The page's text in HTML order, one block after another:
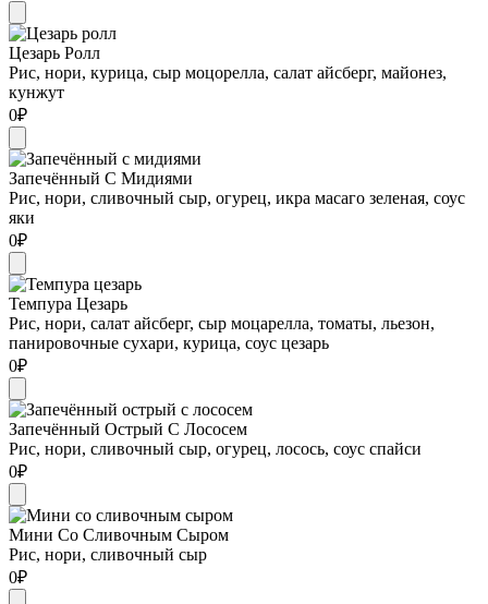
Цезарь Ролл
Рис, нори, курица, сыр моцорелла, салат айсберг, майонез,
кунжут
0₽
Запечённый С Мидиями
Рис, нори, сливочный сыр, огурец, икра масаго зеленая, соус
яки
0₽
Темпура Цезарь
Рис, нори, салат айсберг, сыр моцарелла, томаты, льезон,
панировочные сухари, курица, соус цезарь
0₽
Запечённый Острый С Лососем
Рис, нори, сливочный сыр, огурец, лосось, соус спайси
0₽
Мини Со Сливочным Сыром
Рис, нори, сливочный сыр
0₽